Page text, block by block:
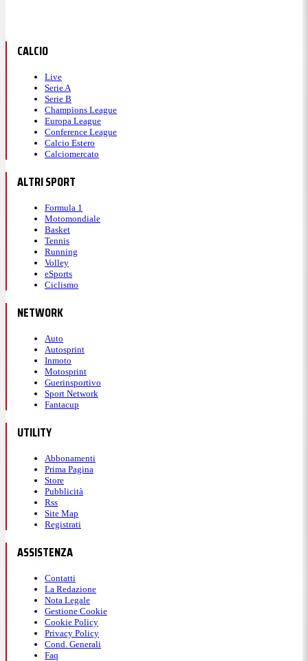
CALCIO
Live
Serie A
Serie B
Champions League
Europa League
Conference League
Calcio Estero
Calciomercato
ALTRI SPORT
Formula 1
Motomondiale
Basket
Tennis
Running
Volley
eSports
Ciclismo
NETWORK
Auto
Autosprint
Inmoto
Motosprint
Guerinsportivo
Sport Network
Fantacup
UTILITY
Abbonamenti
Prima Pagina
Store
Pubblicità
Rss
Site Map
Registrati
ASSISTENZA
Contatti
La Redazione
Nota Legale
Gestione Cookie
Cookie Policy
Privacy Policy
Cond. Generali
Faq